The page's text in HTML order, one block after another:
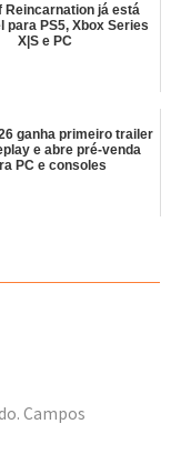
Reincarnation já está
para PS5, Xbox Series
X|S e PC
ganha primeiro trailer
e abre pré-venda
PC e consoles
Campos